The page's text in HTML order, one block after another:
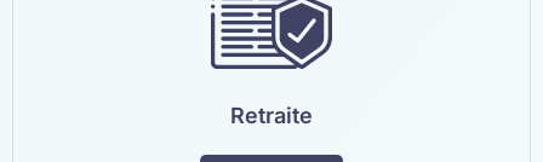
Retraite